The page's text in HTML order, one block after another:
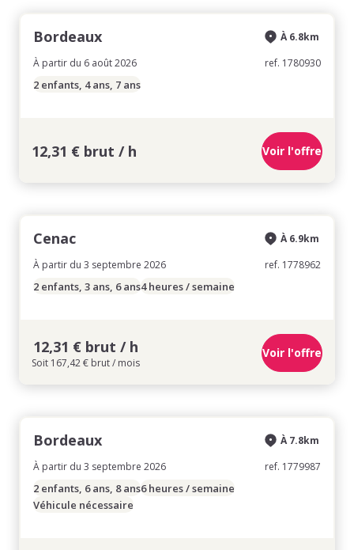
Bordeaux
À partir du 6 août 2026
À 6.8km
ref. 1780930
2 enfants, 4 ans, 7 ans
12,31 € brut / h Voir l'offre
Cenac
À partir du 3 septembre 2026
À 6.9km
ref. 1778962
2 enfants, 3 ans, 6 ans4 heures / semaine
12,31 € brut / h
Soit 167,42 € brut / mois
Voir l'offre
Bordeaux
À partir du 3 septembre 2026
À 7.8km
ref. 1779987
2 enfants, 6 ans, 8 ans6 heures / semaine
Véhicule nécessaire